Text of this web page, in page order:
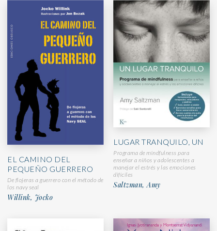
EL CAMINO DEL
PEQUEÑO GUERRERO
De flojeras a guerrero con el método de
los navy seal
Willink, Jocko
LUGAR TRANQUILO, UN
Programa de mindfulness para
enseñar a niños y adolescentes a
manejar el estrés y las emociones
difíciles
Saltzman, Amy